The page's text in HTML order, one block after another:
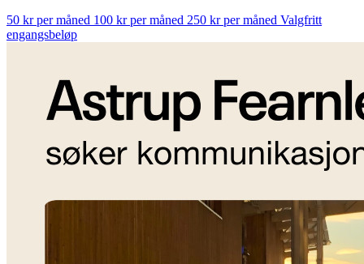
50 kr per måned 100 kr per måned 250 kr per måned Valgfritt
engangsbeløp